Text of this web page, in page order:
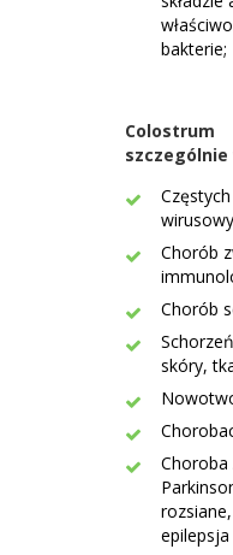
bakterie;
Chorób
Chorób
skóry,
Choroba
epilepsja